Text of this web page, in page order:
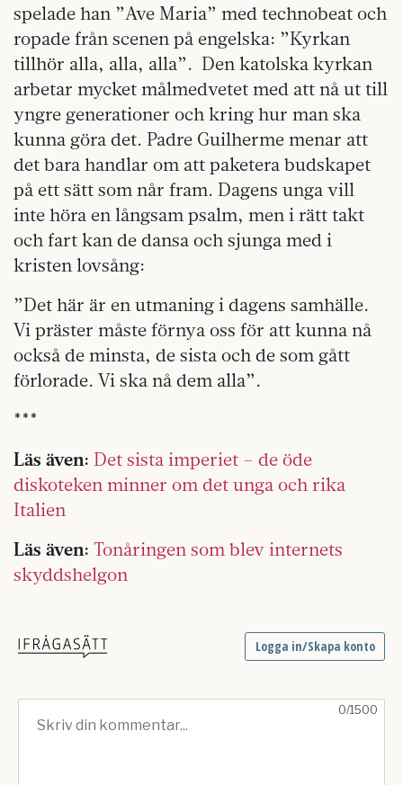
spelade han ”Ave Maria” med technobeat och
ropade från scenen på engelska: ”Kyrkan
tillhör alla, alla, alla”. Den katolska kyrkan
arbetar mycket målmedvetet med att nå ut till
yngre generationer och kring hur man ska
kunna göra det. Padre Guilherme menar att
det bara handlar om att paketera budskapet
på ett sätt som når fram. Dagens unga vill
inte höra en långsam psalm, men i rätt takt
och fart kan de dansa och sjunga med i
kristen lovsång:
”Det här är en utmaning i dagens samhälle.
Vi präster måste förnya oss för att kunna nå
också de minsta, de sista och de som gått
förlorade. Vi ska nå dem alla”.
***
Läs även: Det sista imperiet – de öde
diskoteken minner om det unga och rika
Italien
Läs även: Tonåringen som blev internets
skyddshelgon